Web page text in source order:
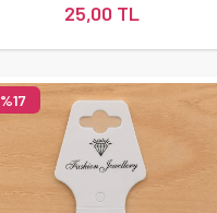
25,00 TL
%17